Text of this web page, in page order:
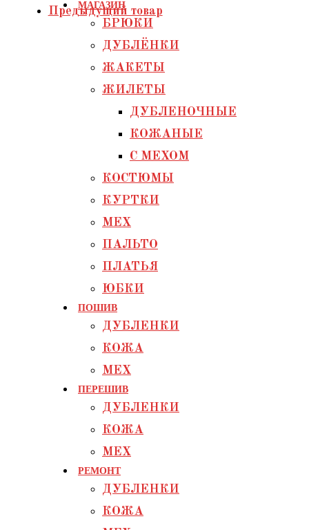
МАГАЗИН
БРЮКИ
ДУБЛЁНКИ
ЖАКЕТЫ
ЖИЛЕТЫ
ДУБЛЕНОЧНЫЕ
КОЖАНЫЕ
С МЕХОМ
КОСТЮМЫ
КУРТКИ
МЕХ
ПАЛЬТО
ПЛАТЬЯ
ЮБКИ
ПОШИВ
ДУБЛЕНКИ
КОЖА
МЕХ
ПЕРЕШИВ
ДУБЛЕНКИ
КОЖА
МЕХ
РЕМОНТ
ДУБЛЕНКИ
КОЖА
Предыдущий товар